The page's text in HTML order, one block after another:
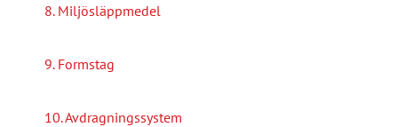
8. Miljösläppmedel
9. Formstag
10. Avdragningssystem